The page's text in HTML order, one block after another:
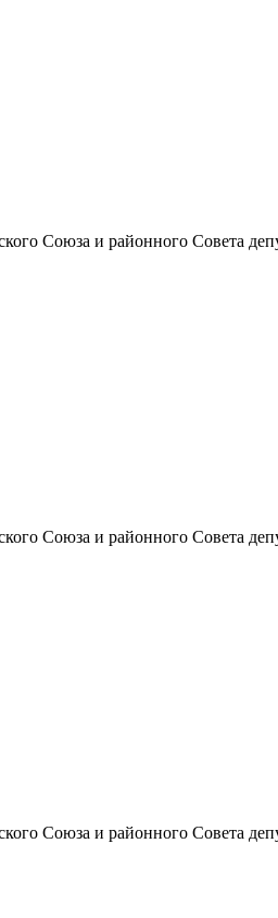
Союза и районного Совета
Союза и районного Совета
Союза и районного Совета